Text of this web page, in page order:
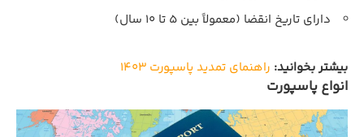
دارای تاریخ انقضا (معمولاً بین 5 تا 10 سال)
بیشتر بخوانید: راهنمای تمدید پاسپورت ۱۴۰۳
انواع پاسپورت